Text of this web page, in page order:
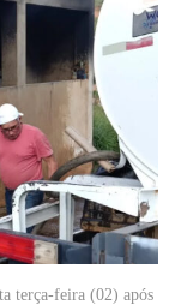
terça-feira (02) após